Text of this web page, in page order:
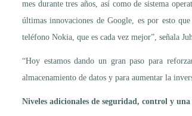
mes durante tres años, así como de sistema
últimas innovaciones de Google, es por esto
teléfono Nokia, que es cada vez mejor”, señala
“Hoy estamos dando un gran paso para
almacenamiento de datos y para aumentar la
Niveles adicionales de seguridad, control y